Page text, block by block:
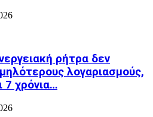
ρήτρα δεν
λογαριασμούς,
7 χρόνια…